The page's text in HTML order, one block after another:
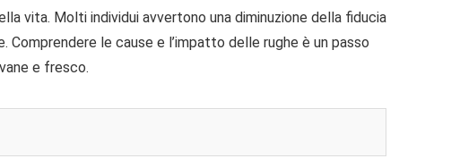
vita. Molti individui avvertono una diminuzione della fiducia
le cause e l’impatto delle rughe è un passo
e fresco.